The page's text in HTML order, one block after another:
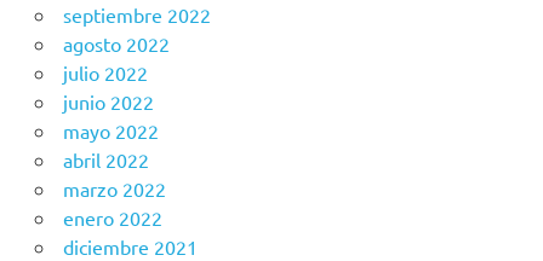
septiembre 2022
agosto 2022
julio 2022
junio 2022
mayo 2022
abril 2022
marzo 2022
enero 2022
diciembre 2021